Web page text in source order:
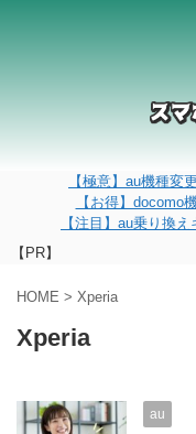
【極意】au機種
【お得】docomo
【注目】au乗り換
【PR】
HOME > Xperia
Xperia
au